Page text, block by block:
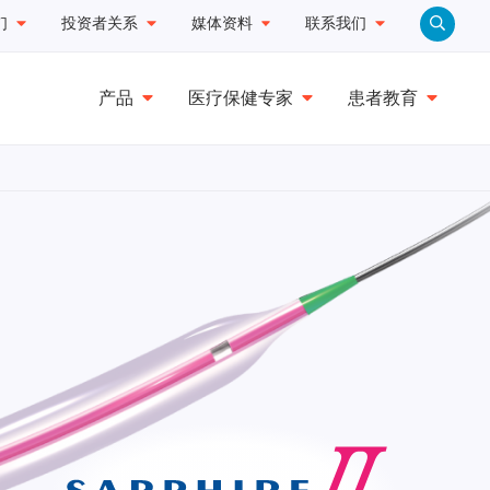
投资者关系 媒体资料 联系我们
产品 医疗保健专家 患者教育